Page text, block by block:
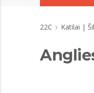
22C Katilai |